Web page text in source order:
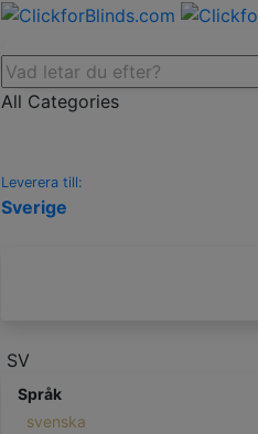
All Categories
Leverera till:
Sverige
SV
Språk
svenska